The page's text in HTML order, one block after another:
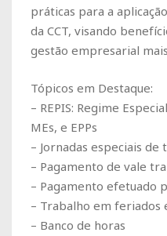
práticas para a
da CCT, visando
gestão empresarial
Tópicos em Destaque:
– REPIS: Regime
MEs, e EPPs
– Jornadas especiais de
– Pagamento de vale
– Pagamento efetuado
– Trabalho em feriados
– Banco de horas